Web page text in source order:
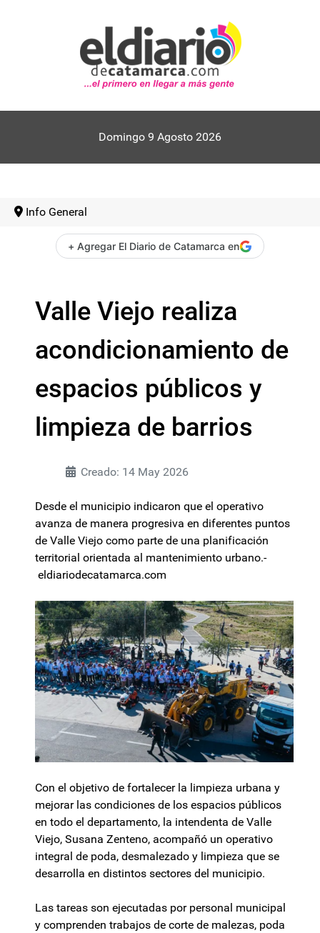
Domingo 9 Agosto 2026
Info General
+ Agregar El Diario de Catamarca en
Valle Viejo realiza
acondicionamiento de
espacios públicos y
limpieza de barrios
Creado: 14 May 2026
Desde el municipio indicaron que el operativo
avanza de manera progresiva en diferentes puntos
de Valle Viejo como parte de una planificación
territorial orientada al mantenimiento urbano.-
eldiariodecatamarca.com
Con el objetivo de fortalecer la limpieza urbana y
mejorar las condiciones de los espacios públicos
en todo el departamento, la intendenta de Valle
Viejo, Susana Zenteno, acompañó un operativo
integral de poda, desmalezado y limpieza que se
desarrolla en distintos sectores del municipio.
Las tareas son ejecutadas por personal municipal
y comprenden trabajos de corte de malezas, poda